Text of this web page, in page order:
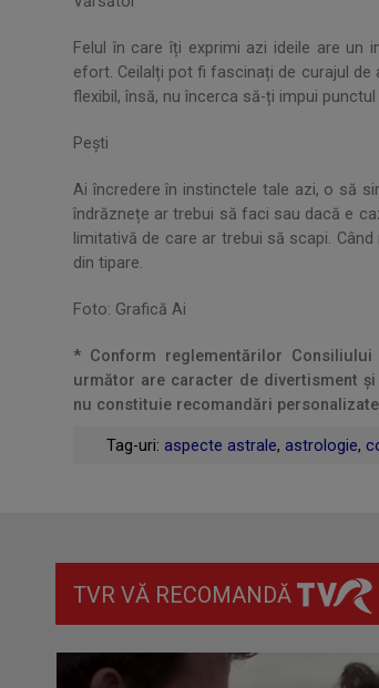
Felul în care îți exprimi azi ideile are un
efort. Ceilalți pot fi fascinați de curajul
flexibil, însă, nu încerca să-ți impui
Pești
Ai încredere în instinctele tale azi, o să
îndrăznețe ar trebui să faci sau dacă e
limitativă de care ar trebui să scapi.
din tipare.
Foto: Grafică Ai
* Conform reglementărilor
următor are caracter de divertisment
nu constituie recomandări
Tag-uri: aspecte astrale, astrologie,
TVR VĂ RECOMANDĂ